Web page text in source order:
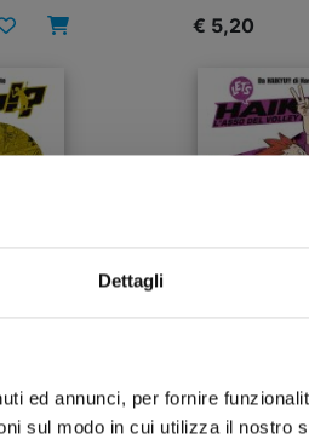
Dettagli
ed annunci, per fornire
sul modo in cui utilizza il nostro
€ 5,20
n. 6 LET’S